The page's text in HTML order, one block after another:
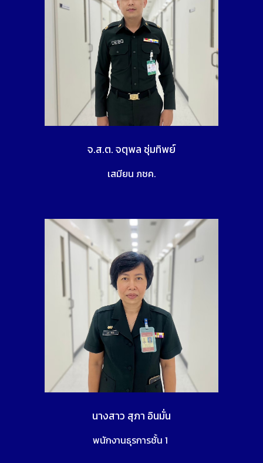
จ.ส.ต. จตุพล ชุ่มทิพย์
เสมียน ภชค.
นางสาว สุภา อินมั่น
พนักงานธุรการชั้น 1